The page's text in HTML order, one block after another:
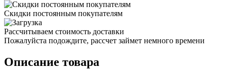
Скидки постоянным покупателям
Рассчитываем стоимость доставки
Пожалуйста подождите, рассчет займет немного времени
Описание товара